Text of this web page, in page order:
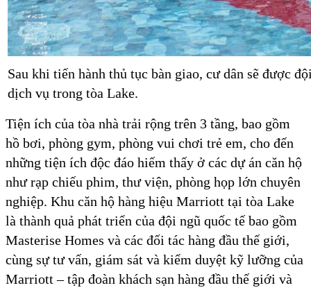
Sau khi tiến hành thủ tục bàn giao, cư dân sẽ được
dịch vụ trong tòa Lake.
Tiện ích của tòa nhà trải rộng trên 3 tầng, bao gồm
hồ bơi, phòng gym, phòng vui chơi trẻ em, cho đến
những tiện ích độc đáo hiếm thấy ở các dự án căn hộ
như rạp chiếu phim, thư viện, phòng họp lớn chuyên
nghiệp. Khu căn hộ hàng hiệu Marriott tại tòa Lake
là thành quả phát triển của đội ngũ quốc tế bao gồm
Masterise Homes và các đối tác hàng đầu thế giới,
cùng sự tư vấn, giám sát và kiểm duyệt kỹ lưỡng của
Marriott – tập đoàn khách sạn hàng đầu thế giới và